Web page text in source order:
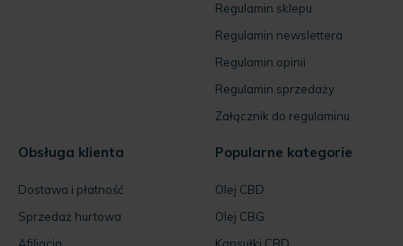
Regulamin sklepu
Regulamin newslettera
Regulamin opinii
Regulamin sprzedaży
Załącznik do regulaminu
Obsługa klienta
Dostawa i płatność
Sprzedaż hurtowa
Popularne kategorie
Olej CBD
Olej CBG